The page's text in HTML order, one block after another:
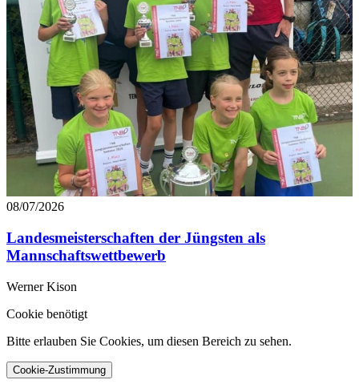
08/07/2026
Landesmeisterschaften der Jüngsten als
Mannschaftswettbewerb
Werner Kison
Cookie benötigt
Bitte erlauben Sie Cookies, um diesen Bereich zu sehen.
Cookie-Zustimmung